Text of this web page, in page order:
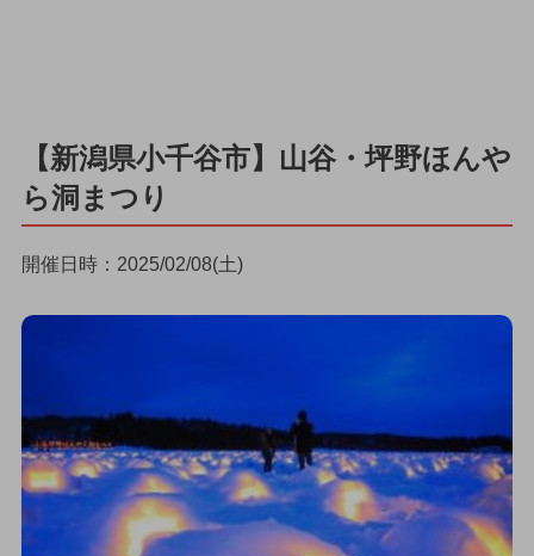
【新潟県小千谷市】山谷・坪野ほんや
ら洞まつり
開催日時：2025/02/08(土)